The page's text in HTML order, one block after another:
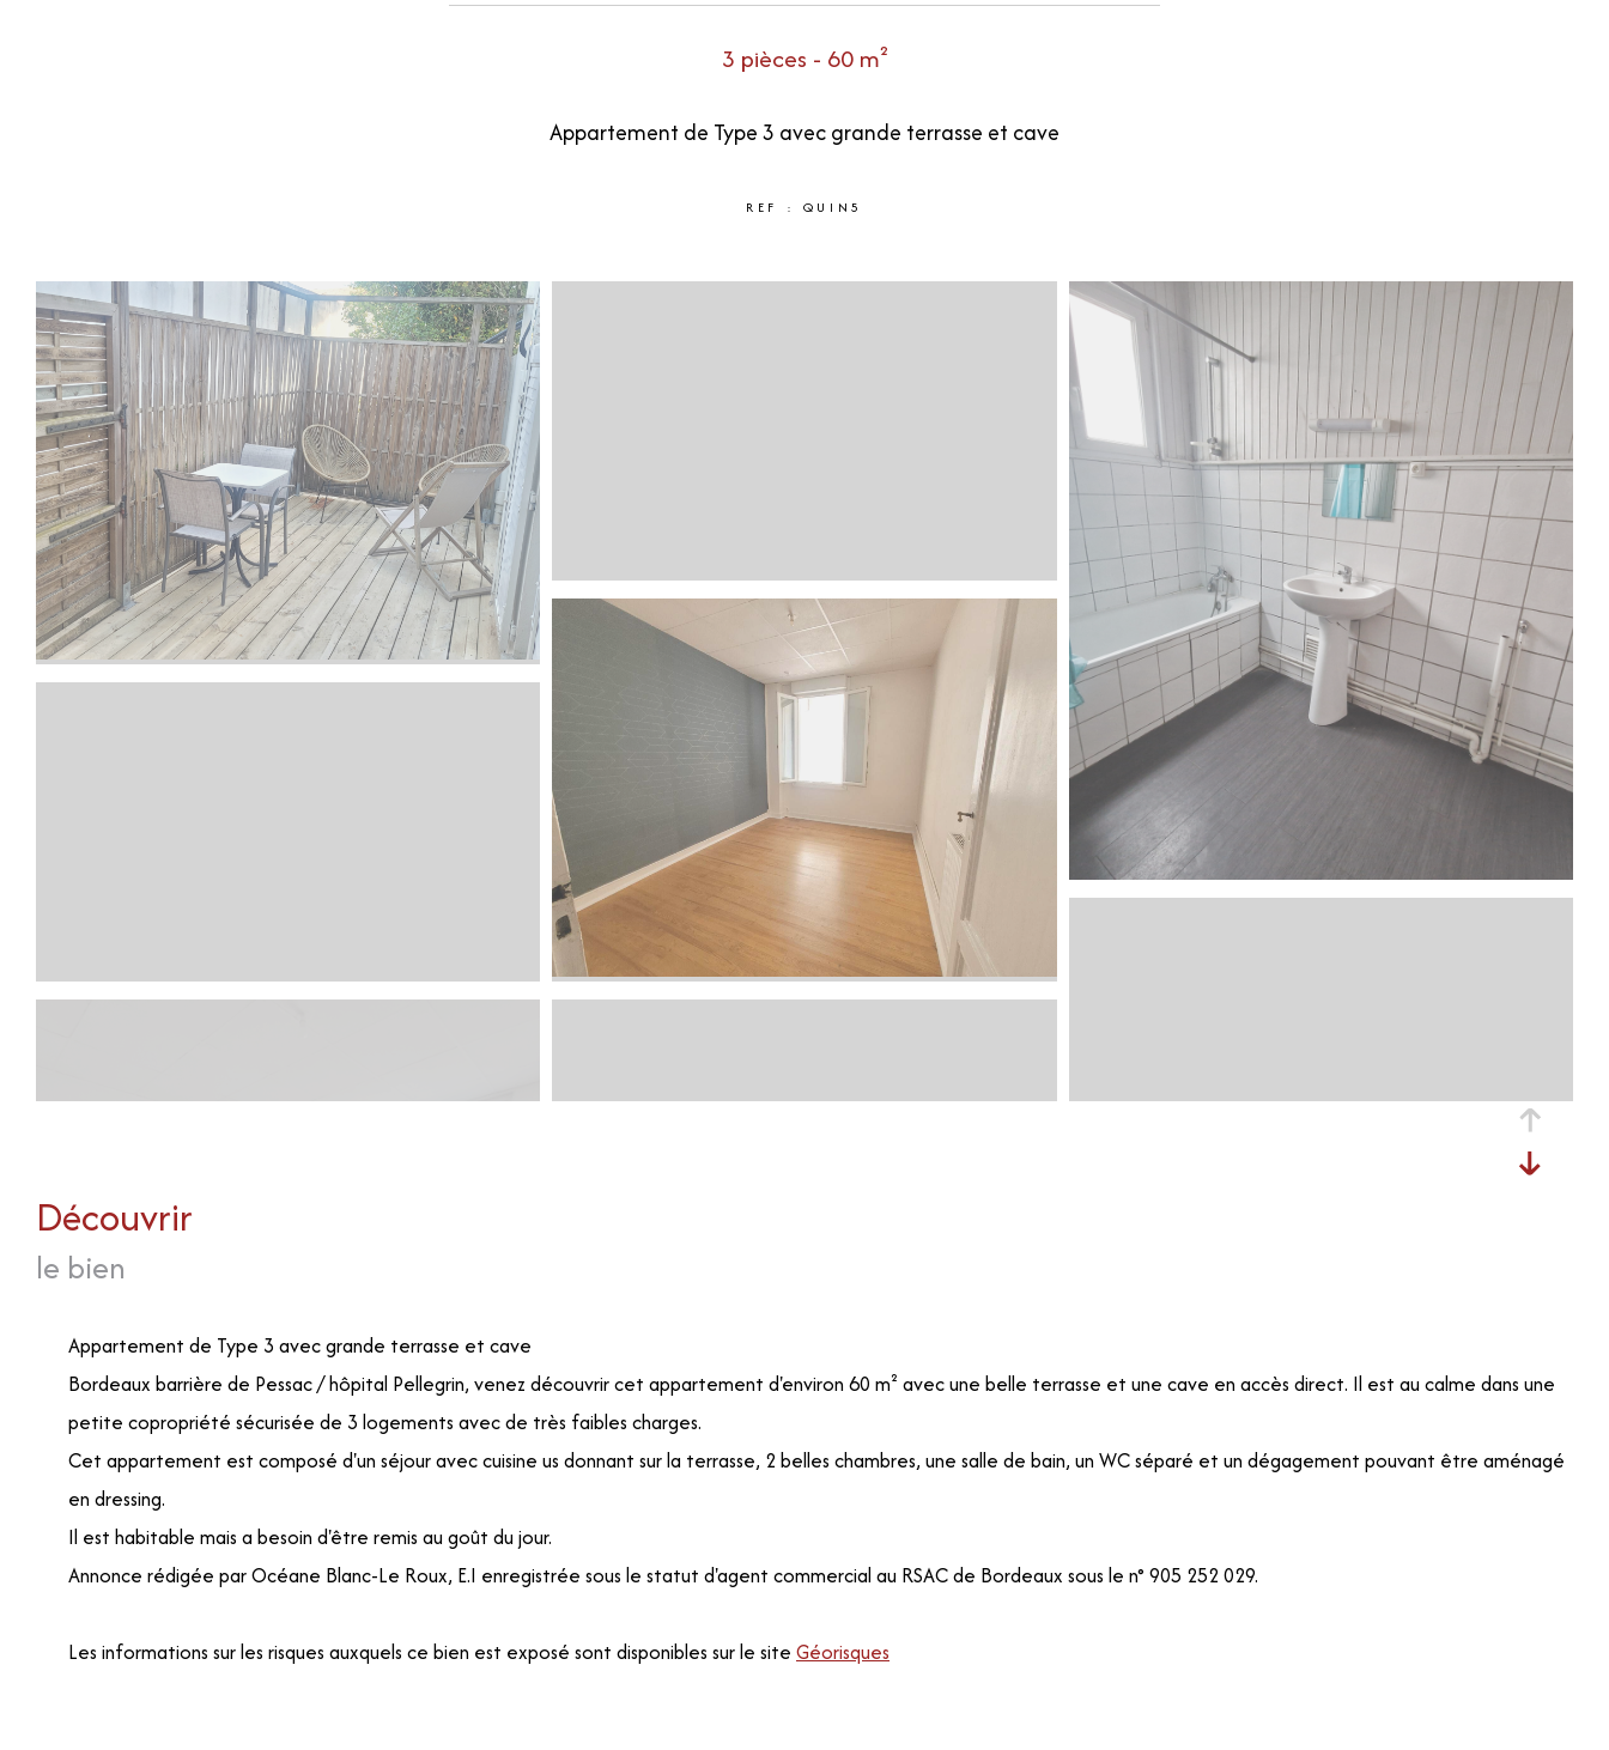
3 pièces - 60 m²
Appartement de Type 3 avec grande terrasse et cave
REF : QUIN5
découvrir
le bien
Appartement de Type 3 avec grande terrasse et cave
Bordeaux barrière de Pessac / hôpital Pellegrin, venez découvrir cet appartement d'environ 60 m² avec une belle terrasse et une cave en accès direct. Il est au calme dans une
petite copropriété sécurisée de 3 logements avec de très faibles charges.
Cet appartement est composé d'un séjour avec cuisine us donnant sur la terrasse, 2 belles chambres, une salle de bain, un WC séparé et un dégagement pouvant être aménagé
en dressing.
Il est habitable mais a besoin d'être remis au goût du jour.
Annonce rédigée par Océane Blanc-Le Roux, E.I enregistrée sous le statut d'agent commercial au RSAC de Bordeaux sous le n° 905 252 029.
Les informations sur les risques auxquels ce bien est exposé sont disponibles sur le site Géorisques